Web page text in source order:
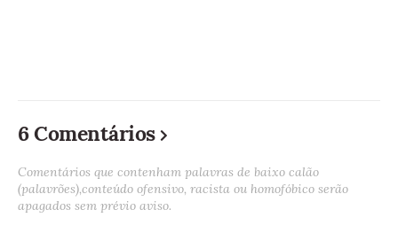
6 Comentários
Comentários que contenham palavras de baixo calão
(palavrões),conteúdo ofensivo, racista ou homofóbico serão
apagados sem prévio aviso.